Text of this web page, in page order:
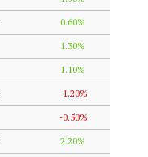
0.60%
1.30%
1.10%
-1.20%
-0.50%
2.20%